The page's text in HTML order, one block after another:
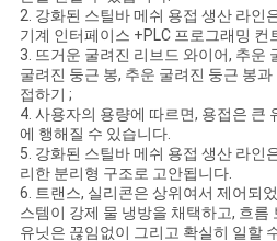
요
구
하
세
요
2. 강화된 스틸바 메쉬 용접 생산 라인
기계 인터페이스 +PLC 프로그래밍 컨
3. 뜨거운 굴려진 리브드 와이어, 추운
굴려진 둥근 봉, 추운 굴려진 둥근 봉
접하기 ;
4. 사용자의 용량에 따르면, 용접은 큰
에 행해질 수 있습니다.
5. 강화된 스틸바 메쉬 용접 생산 라인
리한 분리형 구조로 고안됩니다.
6. 트랜스, 실리콘은 상위여서 제어되
스템이 강제 물 냉방을 채택하고, 흐름
유닛은 끊임없이 그리고 확실히 일할